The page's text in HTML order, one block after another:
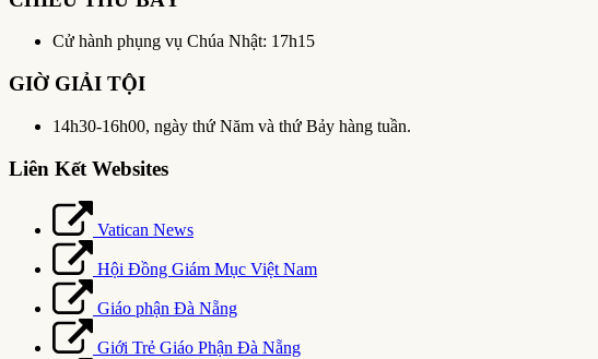
Cử hành phụng vụ Chúa Nhật: 17h15
GIỜ GIẢI TỘI
14h30-16h00, ngày thứ Năm và thứ Bảy hàng tuần.
Liên Kết Websites
Vatican News
Hội Đồng Giám Mục Việt Nam
Giáo phận Đà Nẵng
Giới Trẻ Giáo Phận Đà Nẵng